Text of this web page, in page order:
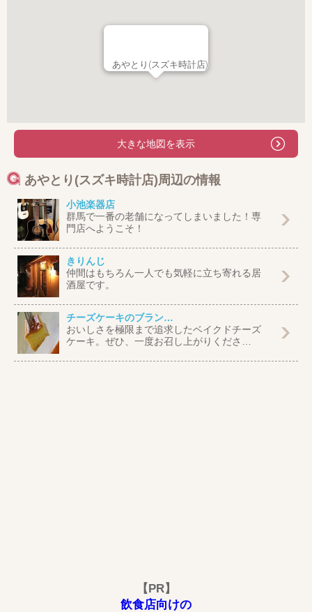
あやとり(スズキ時計店)
大きな地図を表示
あやとり(スズキ時計店)周辺の情報
小池楽器店
群馬で一番の老舗になってしまいました！専
門店へようこそ！
きりんじ
仲間はもちろん一人でも気軽に立ち寄れる居
酒屋です。
チーズケーキのブラン…
おいしさを極限まで追求したベイクドチーズ
ケーキ。ぜひ、一度お召し上がりくださ…
【PR】
飲食店向けの